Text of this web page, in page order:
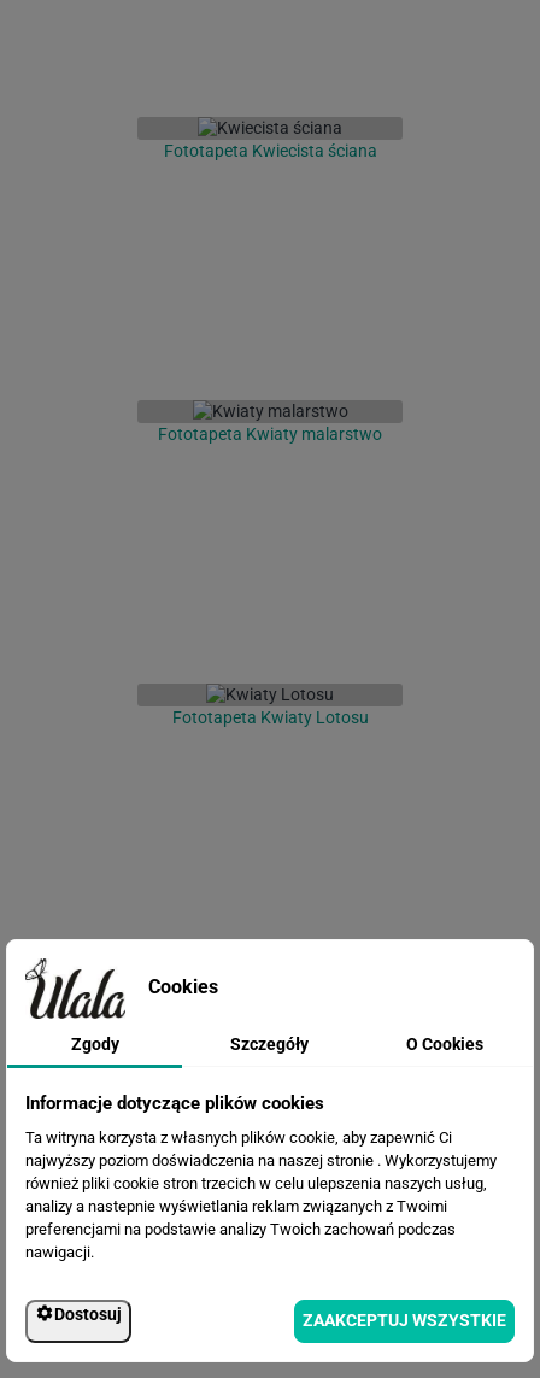
Fototapeta Kwiecista ściana
Fototapeta Kwiaty malarstwo
Fototapeta Kwiaty Lotosu
Cookies
Zgody Szczegóły O Cookies
Informacje dotyczące plików cookies
Ta witryna korzysta z własnych plików cookie, aby zapewnić Ci
najwyższy poziom doświadczenia na naszej stronie . Wykorzystujemy
również pliki cookie stron trzecich w celu ulepszenia naszych usług,
analizy a nastepnie wyświetlania reklam związanych z Twoimi
preferencjami na podstawie analizy Twoich zachowań podczas
nawigacji.
Dostosuj ZAAKCEPTUJ WSZYSTKIE